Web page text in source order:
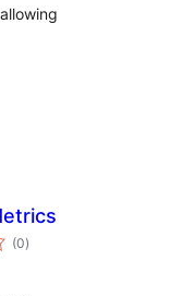
(0कुल
रेटिङ्गहरू
)